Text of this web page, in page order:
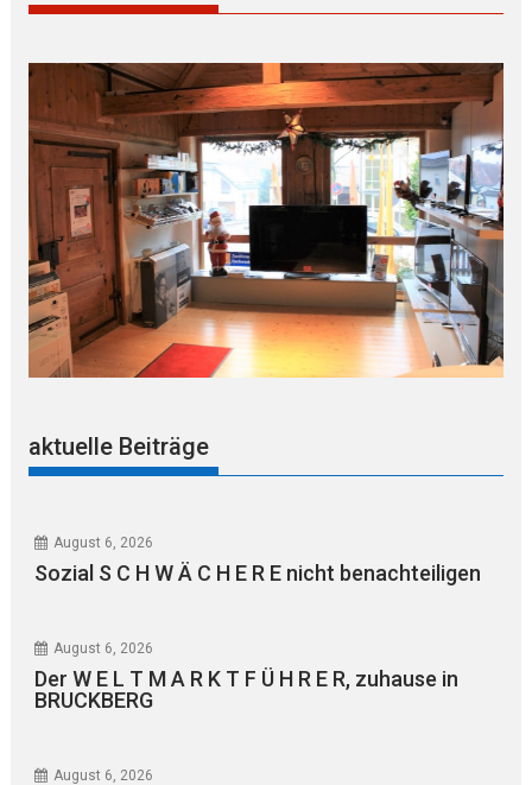
aktuelle Beiträge
August 6, 2026
Sozial S C H W Ä C H E R E nicht benachteiligen
August 6, 2026
Der W E L T M A R K T F Ü H R E R, zuhause in
BRUCKBERG
August 6, 2026